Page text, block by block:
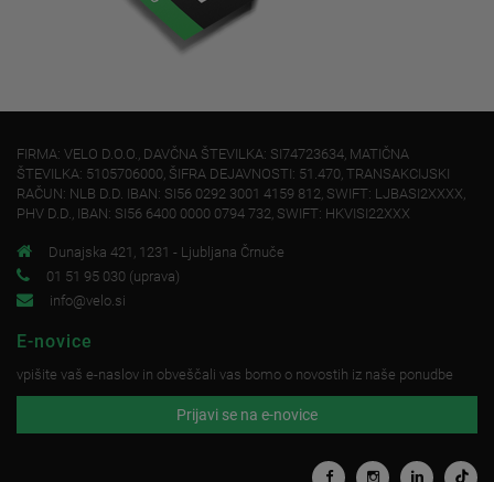
FIRMA: VELO D.O.O., DAVČNA ŠTEVILKA: SI74723634, MATIČNA
ŠTEVILKA: 5105706000, ŠIFRA DEJAVNOSTI: 51.470, TRANSAKCIJSKI
RAČUN: NLB D.D. IBAN: SI56 0292 3001 4159 812, SWIFT: LJBASI2XXXX,
PHV D.D., IBAN: SI56 6400 0000 0794 732, SWIFT: HKVISI22XXX
Dunajska 421, 1231 - Ljubljana Črnuče
01 51 95 030 (uprava)
info@velo.si
E-novice
vpišite vaš e-naslov in obveščali vas bomo o novostih iz naše ponudbe
Prijavi se na e-novice